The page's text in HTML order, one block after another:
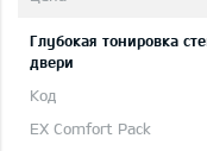
Глубокая тонировка
двери